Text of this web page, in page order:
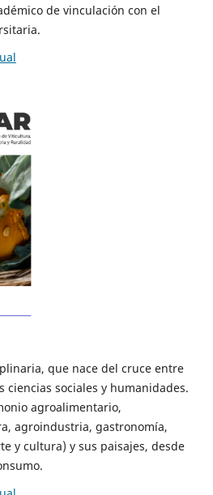
de vinculación con el
que nace del cruce entre
ciencias sociales y humanidades.
agroalimentario,
agroindustria, gastronomía,
y cultura) y sus paisajes, desde